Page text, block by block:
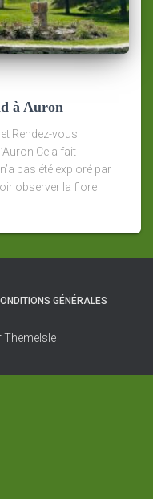
à Auron
Rendez-vous
Cela fait
pas été exploré par
observer la flore
GÉNÉRALES
ThemeIsle